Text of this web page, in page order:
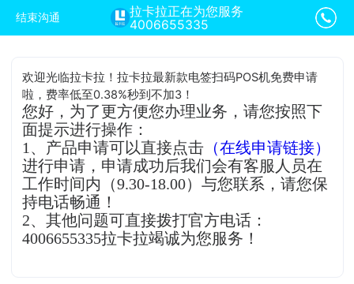
结束沟通
拉卡拉正在为您服务
4006655335
欢迎光临拉卡拉！拉卡拉最新款电签扫码POS机免费申请
啦，费率低至0.38%秒到不加3！
您好，为了更方便您办理业务，请您按照下
面提示进行操作：
1、产品申请可以直接点击 （在线申请链接）
进行申请，申请成功后我们会有客服人员在
工作时间内（9.30-18.00）与您联系，请您保
持电话畅通！
2、其他问题可直接拨打官方电话：
4006655335拉卡拉竭诚为您服务！